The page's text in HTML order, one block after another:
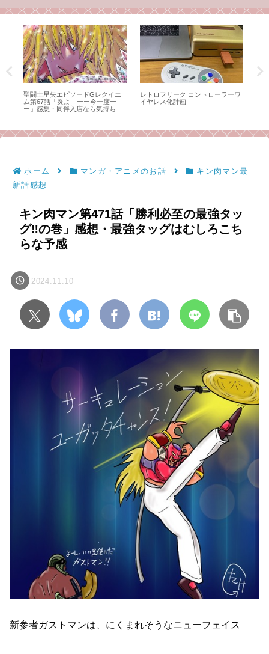
キン肉マン第527話「ボロボロの野
試合‼︎の巻」感想・気持ちがてっぺ
んまで昇って真っ逆さまに落ち
ファミコン「デジタルデビル物語
女神転生Ⅱ」の思い出語り。僕が
ホーム マンガ・アニメのお話
キン肉マン最
新話感想
キン肉マン第471話「勝利必至の最強タッ
グ‼︎の巻」感想・最強タッグはむしろこち
らな予感
2024.11.10
新参者ガストマンは、にくまれそうなニューフェイス